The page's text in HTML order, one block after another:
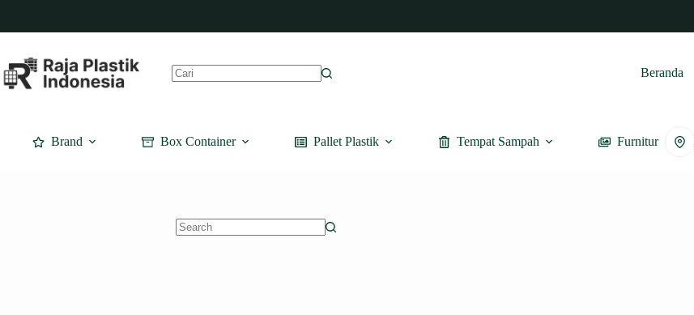
content
Beranda
Brand Box Container Pallet Plastik Tempat Sampah Furnitur